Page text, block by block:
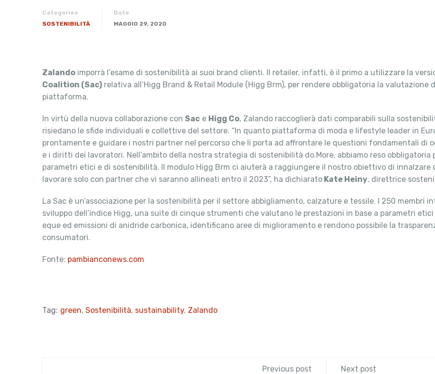
Categories
SOSTENIBILITÀ
Date
MAGGIO 29, 2020
Zalando imporrà l’esame di sostenibilità ai suoi brand clienti. Il retailer, infatti, è il primo a utilizzare la
Coalition (Sac) relativa all’Higg Brand & Retail Module (Higg Brm), per rendere obbligatoria la
piattaforma.
In virtù della nuova collaborazione con Sac e Higg Co, Zalando raccoglierà dati comparabili sulla
risiedano le sfide individuali e collettive del settore. “In quanto piattaforma di moda e lifestyle leader in
prontamente e guidare i nostri partner nel percorso che li porta ad affrontare le questioni fondamentali di
e i diritti dei lavoratori. Nell’ambito della nostra strategia di sostenibilità do.More, abbiamo reso
parametri etici e di sostenibilità. Il modulo Higg Brm ci aiuterà a raggiungere il nostro obiettivo di
lavorare solo con partner che vi saranno allineati entro il 2023”, ha dichiarato Kate Heiny, direttrice
La Sac è un’associazione per la sostenibilità per il settore abbigliamento, calzature e tessile. I 250 membri
sviluppo dell’indice Higg, una suite di cinque strumenti che valutano le prestazioni in base a parametri
eque ed emissioni di anidride carbonica, identificano aree di miglioramento e rendono possibile la
consumatori.
Fonte: pambianconews.com
Tag: green, Sostenibilità, sustainability, Zalando
Previous post Next post